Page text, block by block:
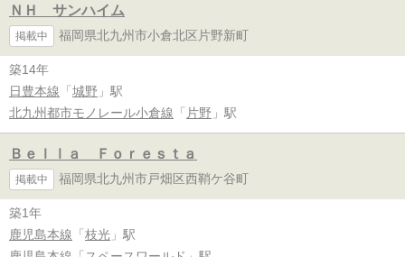
ＮＨ サンハイム
掲載中 福岡県北九州市小倉北区片野新町
築14年
日豊本線 「 城野 」駅
北九州都市モノレール小倉線 「 片野 」駅
Ｂｅｌｌａ Ｆｏｒｅｓｔａ
掲載中 福岡県北九州市戸畑区西鞘ケ谷町
築1年
鹿児島本線 「 枝光 」駅